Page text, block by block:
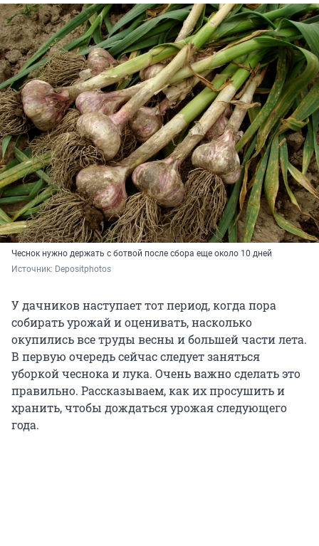
Чеснок нужно держать с ботвой после сбора еще около 10 дней
Источник: Depositphotos
У дачников наступает тот период, когда пора
собирать урожай и оценивать, насколько
окупились все труды весны и большей части лета.
В первую очередь сейчас следует заняться
уборкой чеснока и лука. Очень важно сделать это
правильно. Рассказываем, как их просушить и
хранить, чтобы дождаться урожая следующего
года.